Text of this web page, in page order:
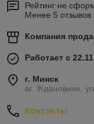
Рейтинг не
Менее 5 отзывов
Компания
Работает с
г. Минск
аг. Ждановичи,
Контакты